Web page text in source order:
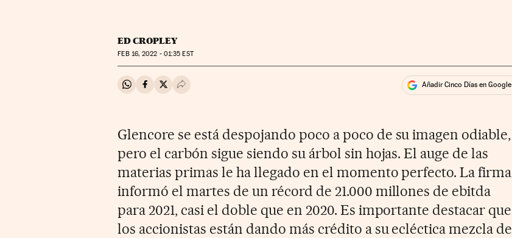
ED CROPLEY
FEB16, 2022 - 01:35 EST
Compartir en Whatsapp
Compartir en Facebook
Compartir en Twitter
Desplegar Redes Sociales Añadir Cinco Días en Google
Glencore se está despojando poco a poco de su imagen odiable,
pero el carbón sigue siendo su árbol sin hojas. El auge de las
materias primas le ha llegado en el momento perfecto. La firma
informó el martes de un récord de 21.000 millones de ebitda
para 2021, casi el doble que en 2020. Es importante destacar que
los accionistas están dando más crédito a su ecléctica mezcla de